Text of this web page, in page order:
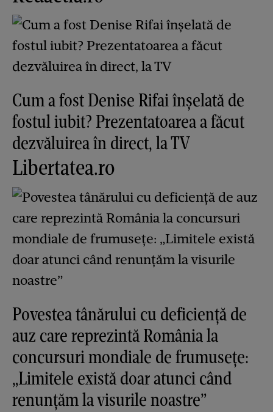
Cum a fost Denise Rifai înșelată de
fostul iubit? Prezentatoarea a făcut
dezvăluirea în direct, la TV
Libertatea.ro
Povestea tânărului cu deficiență de
auz care reprezintă România la
concursuri mondiale de frumusețe:
„Limitele există doar atunci când
renunțăm la visurile noastre”